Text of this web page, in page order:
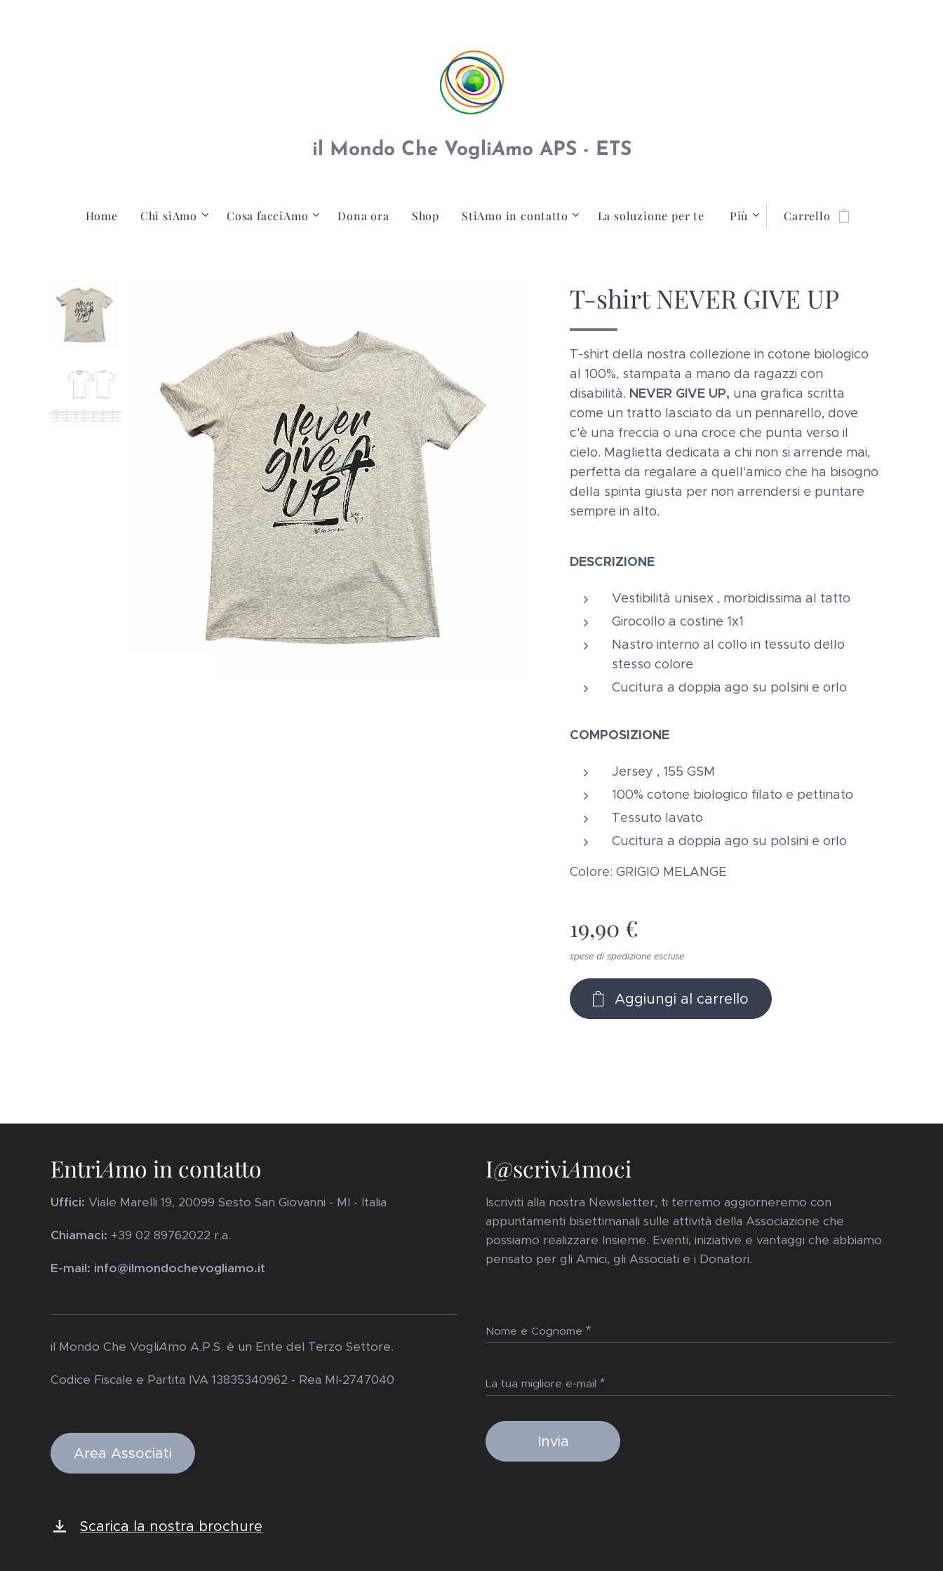
il Mondo Che VogliAmo APS - ETS
Home Chi siAmo Cosa facciAmo Dona ora Shop StiAmo in contatto La soluzione per te Più Carrello
T-shirt NEVER GIVE UP
T-shirt della nostra collezione in cotone biologico
al 100%, stampata a mano da ragazzi con
disabilità. NEVER GIVE UP, una grafica scritta
come un tratto lasciato da un pennarello, dove
c'è una freccia o una croce che punta verso il
cielo. Maglietta dedicata a chi non si arrende mai,
perfetta da regalare a quell'amico che ha bisogno
della spinta giusta per non arrendersi e puntare
sempre in alto.
DESCRIZIONE
Vestibilità unisex , morbidissima al tatto
Girocollo a costine 1x1
Nastro interno al collo in tessuto dello
stesso colore
Cucitura a doppia ago su polsini e orlo
COMPOSIZIONE
Jersey , 155 GSM
100% cotone biologico filato e pettinato
Tessuto lavato
Cucitura a doppia ago su polsini e orlo
Colore: GRIGIO MELANGE
19,90 €
spese di spedizione escluse
Aggiungi al carrello
EntriAmo in contatto
Uffici: Viale Marelli 19, 20099 Sesto San Giovanni - MI - Italia
Chiamaci: +39 02 89762022 r.a.
E-mail: info@ilmondochevogliamo.it
il Mondo Che VogliAmo A.P.S. è un Ente del Terzo Settore.
Codice Fiscale e Partita IVA 13835340962 - Rea MI-2747040
Area Associati
Scarica la nostra brochure
I@scriviAmoci
Iscriviti alla nostra Newsletter, ti terremo aggiorneremo con
appuntamenti bisettimanali sulle attività della Associazione che
possiamo realizzare Insieme. Eventi, iniziative e vantaggi che abbiamo
pensato per gli Amici, gli Associati e i Donatori.
Nome e Cognome
La tua migliore e-mail
Invia